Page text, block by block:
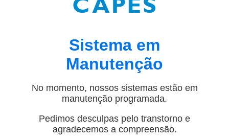
Sistema em
Manutenção
No momento, nossos sistemas estão em
manutenção programada.
Pedimos desculpas pelo transtorno e
agradecemos a compreensão.